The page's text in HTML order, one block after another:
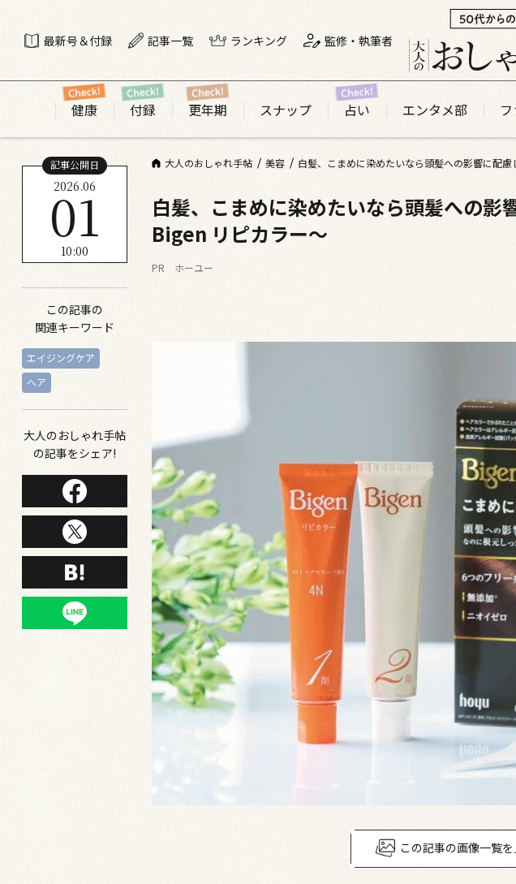
最新号＆付録 記事一覧 ランキング 監修・執筆者
健康 付録 更年期 スナップ 占い エンタメ部
大人のおしゃれ手帖 美容 白髪、こまめに染めたいなら頭髪への影響に配
記事公開日
2026.06
01
10:00
この記事の
関連キーワード
エイジングケア
ヘア
大人のおしゃれ手帖
の記事をシェア!
白髪、こまめに染めたいなら頭髪への
Bigen リピカラー～
PR ホーユー
この記事の画像一覧を